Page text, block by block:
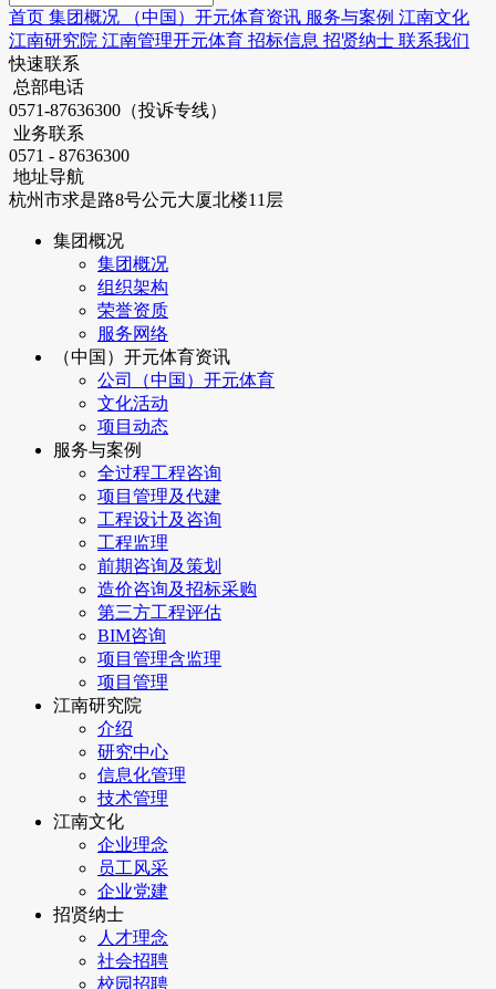
首页 集团概况 （中国）开元体育资讯 服务与案例 江南文化
江南研究院 江南管理开元体育 招标信息 招贤纳士 联系我们
快速联系
总部电话
0571-87636300（投诉专线）
业务联系
0571 - 87636300
地址导航
杭州市求是路8号公元大厦北楼11层
集团概况
集团概况
组织架构
荣誉资质
服务网络
（中国）开元体育资讯
公司（中国）开元体育
文化活动
项目动态
服务与案例
全过程工程咨询
项目管理及代建
工程设计及咨询
工程监理
前期咨询及策划
造价咨询及招标采购
第三方工程评估
BIM咨询
项目管理含监理
项目管理
江南研究院
介绍
研究中心
信息化管理
技术管理
江南文化
企业理念
员工风采
企业党建
招贤纳士
人才理念
社会招聘
校园招聘